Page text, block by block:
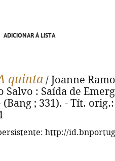
ADICIONAR À LISTA
quinta / Joanne
Salvo : Saída de
(Bang ; 331). - Tít.
http://